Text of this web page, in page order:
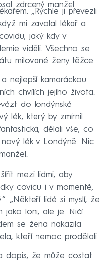
zdrcený manžel.
„Rychle ji převezli
mi zavolal lékař a
jaký kdy v
viděli. Všechno se
milované ženy těžce
nejlepší kamarádkou
chvílích jejího života.
do londýnské
lék, který by zmírnil
dělali vše, co
lék v Londýně. Nic
mezi lidmi, aby
covidu i v momentě,
„Někteří lidé si myslí, že
jako loni, ale je. Ničí
se žena nakazila
kteří nemoc prodělali
dopis, že může dostat